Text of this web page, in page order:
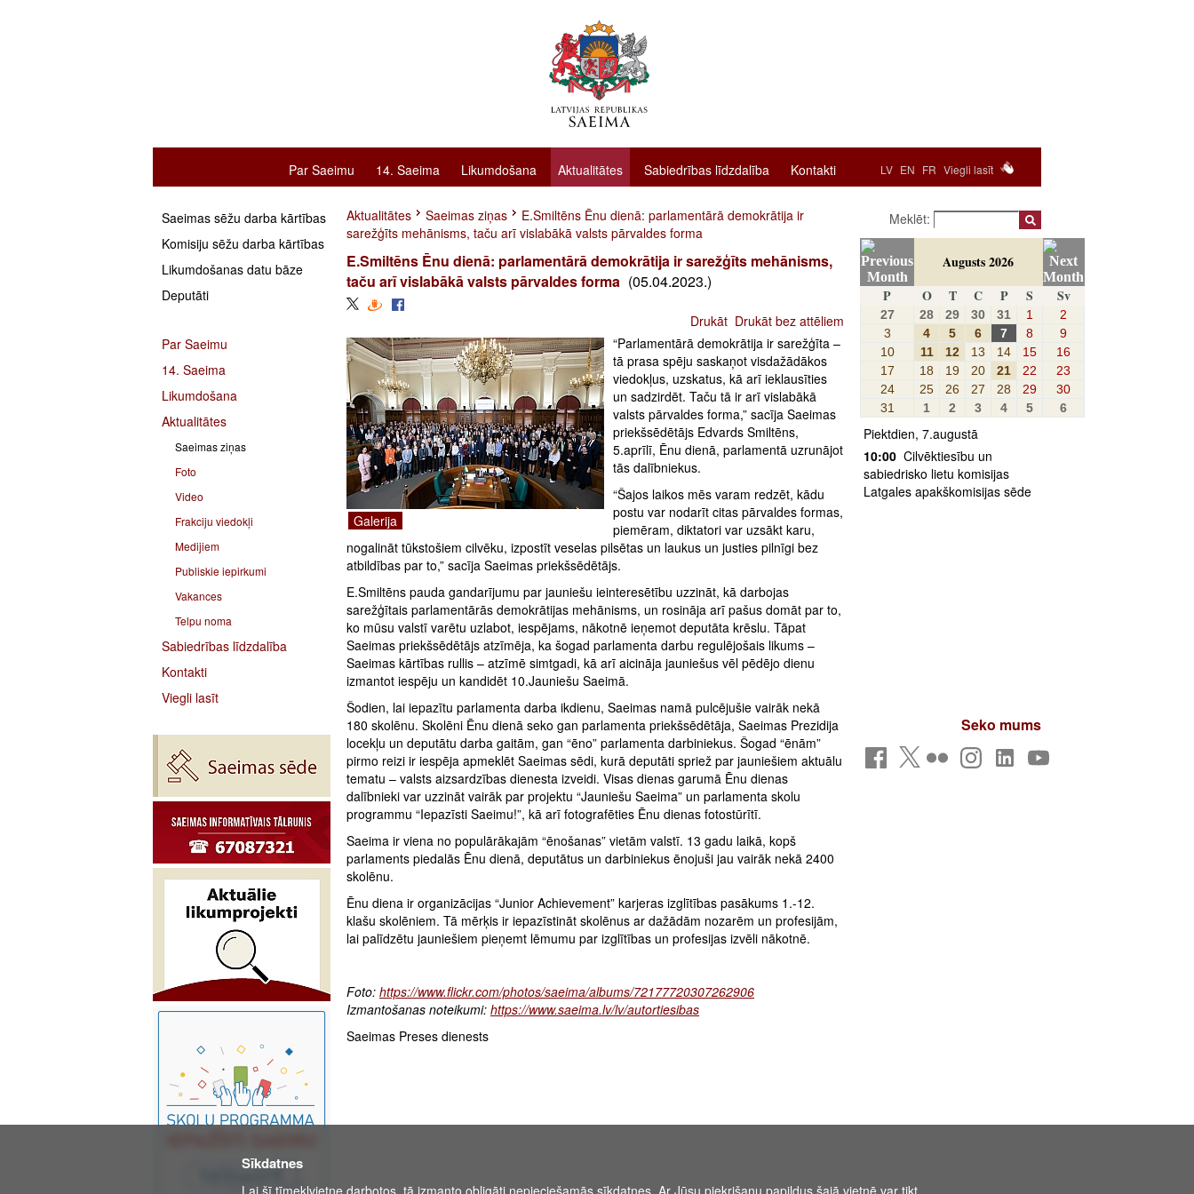
Sīkdatnes
Lai šī tīmekļvietne darbotos, tā izmanto obligāti nepieciešamās sīkdatnes. Ar Jūsu piekrišanu papildus šajā vietnē var tikt
LV EN FR Viegli lasīt
Par Saeimu 14. Saeima Likumdošana Aktualitātes Sabiedrības līdzdalība Kontakti
Saeimas sēžu darba kārtības
Komisiju sēžu darba kārtības
Likumdošanas datu bāze
Deputāti
Par Saeimu
14. Saeima
Likumdošana
Aktualitātes
Saeimas ziņas
Foto
Video
Frakciju viedokļi
Medijiem
Publiskie iepirkumi
Vakances
Telpu noma
Sabiedrības līdzdalība
Kontakti
Viegli lasīt
Aktualitātes Saeimas ziņas
E.Smiltēns Ēnu dienā: parlamentārā demokrātija ir
sarežģīts mehānisms, taču arī vislabākā valsts pārvaldes forma
E.Smiltēns Ēnu dienā: parlamentārā demokrātija ir sarežģīts mehānisms,
taču arī vislabākā valsts pārvaldes forma (05.04.2023.)
Drukāt Drukāt bez attēliem
Galerija
“Parlamentārā demokrātija ir sarežģīta –
tā prasa spēju saskaņot visdažādākos
viedokļus, uzskatus, kā arī ieklausīties
un sadzirdēt. Taču tā ir arī vislabākā
valsts pārvaldes forma,” sacīja Saeimas
priekšsēdētājs Edvards Smiltēns,
5.aprīlī, Ēnu dienā, parlamentā uzrunājot
tās dalībniekus.
“Šajos laikos mēs varam redzēt, kādu
postu var nodarīt citas pārvaldes formas,
piemēram, diktatori var uzsākt karu,
nogalināt tūkstošiem cilvēku, izpostīt veselas pilsētas un laukus un justies pilnīgi bez
atbildības par to,” sacīja Saeimas priekšsēdētājs.
E.Smiltēns pauda gandarījumu par jauniešu ieinteresētību uzzināt, kā darbojas
sarežģītais parlamentārās demokrātijas mehānisms, un rosināja arī pašus domāt par to,
ko mūsu valstī varētu uzlabot, iespējams, nākotnē ieņemot deputāta krēslu. Tāpat
Saeimas priekšsēdētājs atzīmēja, ka šogad parlamenta darbu regulējošais likums –
Saeimas kārtības rullis – atzīmē simtgadi, kā arī aicināja jauniešus vēl pēdējo dienu
izmantot iespēju un kandidēt 10.Jauniešu Saeimā.
Šodien, lai iepazītu parlamenta darba ikdienu, Saeimas namā pulcējušie vairāk nekā
180 skolēnu. Skolēni Ēnu dienā seko gan parlamenta priekšsēdētāja, Saeimas Prezidija
locekļu un deputātu darba gaitām, gan “ēno” parlamenta darbiniekus. Šogad “ēnām”
pirmo reizi ir iespēja apmeklēt Saeimas sēdi, kurā deputāti spriež par jauniešiem aktuālu
tematu – valsts aizsardzības dienesta izveidi. Visas dienas garumā Ēnu dienas
dalībnieki var uzzināt vairāk par projektu “Jauniešu Saeima” un parlamenta skolu
programmu “Iepazīsti Saeimu!”, kā arī fotografēties Ēnu dienas fotostūrītī.
Saeima ir viena no populārākajām “ēnošanas” vietām valstī. 13 gadu laikā, kopš
parlaments piedalās Ēnu dienā, deputātus un darbiniekus ēnojuši jau vairāk nekā 2400
skolēnu.
Ēnu diena ir organizācijas “Junior Achievement” karjeras izglītības pasākums 1.-12.
klašu skolēniem. Tā mērķis ir iepazīstināt skolēnus ar dažādām nozarēm un profesijām,
lai palīdzētu jauniešiem pieņemt lēmumu par izglītības un profesijas izvēli nākotnē.
Foto: https://www.flickr.com/photos/saeima/albums/72177720307262906
Izmantošanas noteikumi: https://www.saeima.lv/lv/autortiesibas
Saeimas Preses dienests
Meklēt:
Augusts 2026
P
O T C P S Sv
27 28 29 30 31 1
2
3
4 5 6 7 8
9
10
11 12 13 14 15
16
17
18 19 20 21 22
23
24
25 26 27 28 29
30
31
1 2 3 4 5 6
Piektdien, 7.augustā
10:00 Cilvēktiesību un
sabiedrisko lietu komisijas
Latgales apakškomisijas sēde
Seko mums